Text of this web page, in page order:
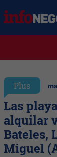
Plus
Las
alquilar
Bateles,
Miguel